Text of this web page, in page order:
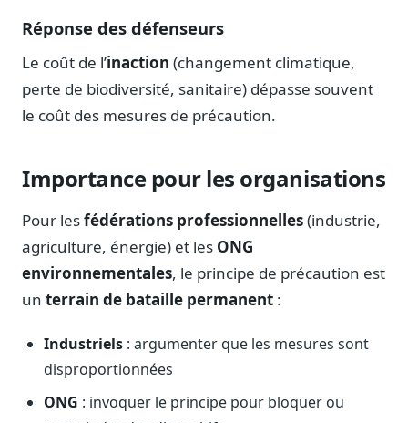
Réponse des défenseurs
Le coût de l’inaction (changement climatique,
perte de biodiversité, sanitaire) dépasse souvent
le coût des mesures de précaution.
Importance pour les organisations
Pour lesfédérations professionnelles(industrie,
agriculture, énergie) et les ONG
environnementales, le principe de précaution est
un terrain de bataille permanent :
Industriels : argumenter que les mesures sont
disproportionnées
ONG : invoquer le principe pour bloquer ou